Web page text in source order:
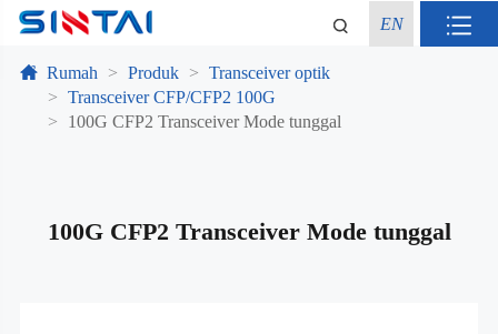
EN
Rumah Produk
Transceiver optik
Transceiver CFP/CFP2 100G
100G CFP2 Transceiver Mode tunggal
100G CFP2 Transceiver Mode tunggal